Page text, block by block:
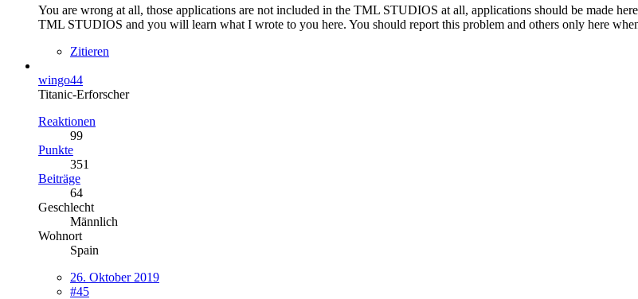
You are wrong at all, those applications are not included in the TML STUDIOS at all, applications should be made
TML STUDIOS and you will learn what I wrote to you here. You should report this problem and others only here
Zitieren
wingo44
Titanic-Erforscher
Reaktionen
99
Punkte
351
Beiträge
64
Geschlecht
Männlich
Wohnort
Spain
26. Oktober 2019
#45